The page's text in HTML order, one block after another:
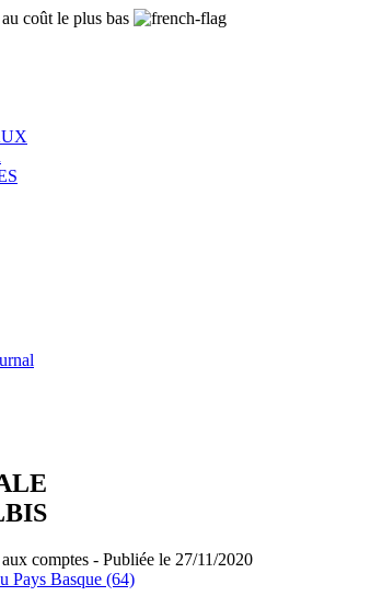
coût le plus bas
comptes - Publiée le 27/11/2020
Pays Basque (64)